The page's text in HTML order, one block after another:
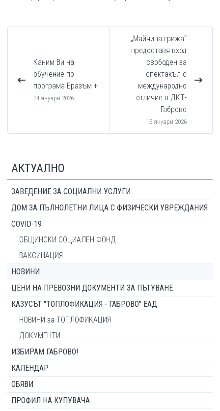
Каним Ви на
обучение по
програма Еразъм +
14 януари 2026
„Майчина грижа“
предоставя вход
свободен за
спектакъл с
международно
отличие в ДКТ-
Габрово
15 януари 2026
АКТУАЛНО
ЗАВЕДЕНИЕ ЗА СОЦИАЛНИ УСЛУГИ
ДОМ ЗА ПЪЛНОЛЕТНИ ЛИЦА С ФИЗИЧЕСКИ УВРЕЖДАНИЯ
COVID-19
ОБЩИНСКИ СОЦИАЛЕН ФОНД
ВАКСИНАЦИЯ
НОВИНИ
ЦЕНИ НА ПРЕВОЗНИ ДОКУМЕНТИ ЗА ПЪТУВАНЕ
КАЗУСЪТ "ТОПЛОФИКАЦИЯ - ГАБРОВО" ЕАД
НОВИНИ за ТОПЛОФИКАЦИЯ
ДОКУМЕНТИ
ИЗБИРАМ ГАБРОВО!
КАЛЕНДАР
ОБЯВИ
ПРОФИЛ НА КУПУВАЧА